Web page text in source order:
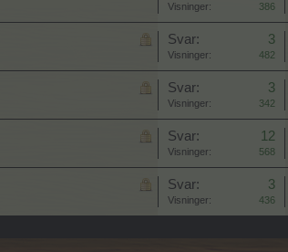
Visninger: 386
Svar: 3
Visninger: 482
Svar: 3
Visninger: 342
Svar: 12
Visninger: 568
Svar: 3
Visninger: 436